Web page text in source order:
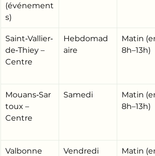
(événement
s)
Saint‑Vallier‑
de‑Thiey –
Centre
Hebdomad
aire
Matin
8h–13h)
Mouans‑Sar
toux –
Centre
Samedi
Matin
8h–13h)
Valbonne
Vendredi
Matin